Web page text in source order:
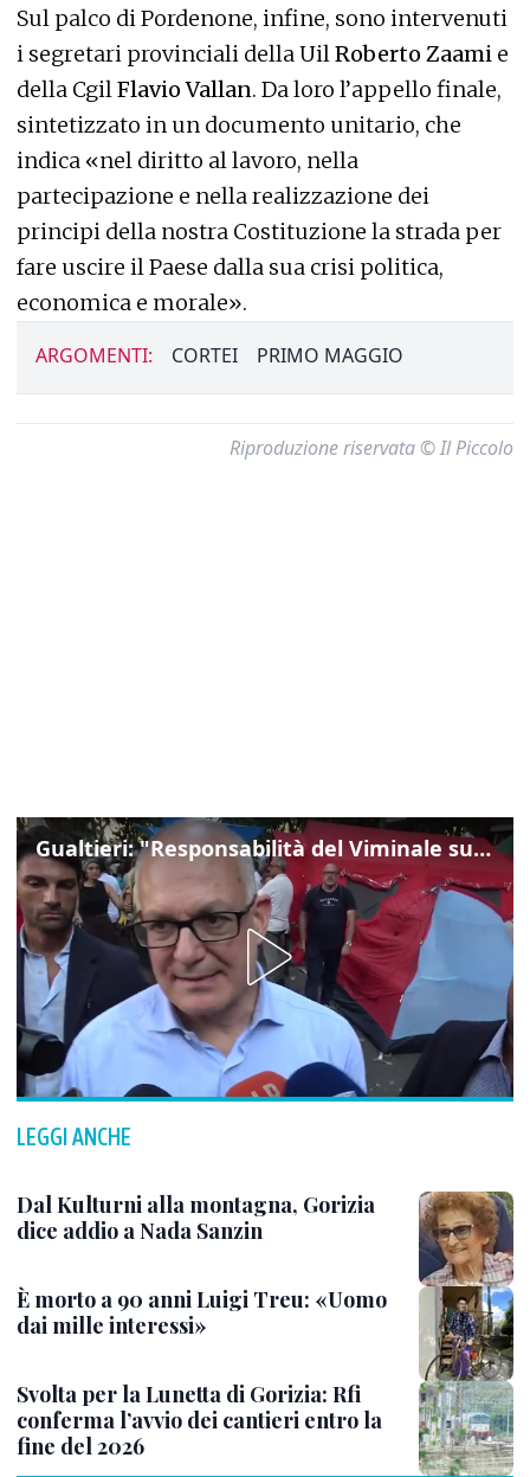
Sul palco di Pordenone, infine, sono intervenuti
i segretari provinciali della UilRoberto Zaami e
della CgilFlavio Vallan. Da loro l’appello finale,
sintetizzato in un documento unitario, che
indica «nel diritto al lavoro, nella
partecipazione e nella realizzazione dei
principi della nostra Costituzione la strada per
fare uscire il Paese dalla sua crisi politica,
economica e morale».
ARGOMENTI: CORTEI PRIMO MAGGIO
Riproduzione riservata © Il Piccolo
Gualtieri: "Responsabilità del Viminale su Spin Time? La posizione dei partiti è nota"
LEGGI ANCHE
Dal Kulturni alla montagna, Gorizia
dice addio a Nada Sanzin
È morto a 90 anni Luigi Treu: «Uomo
dai mille interessi»
Svolta per la Lunetta di Gorizia: Rfi
conferma l’avvio dei cantieri entro la
fine del 2026